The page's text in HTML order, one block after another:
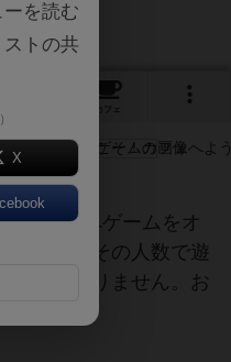
カフェ
客様」へゲームをオ
っても「その人数で遊
ムではありません。お
を読む
トの共
X